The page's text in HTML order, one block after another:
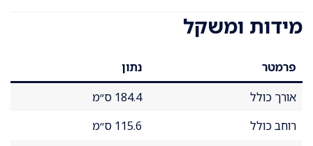
מידות ומשקל
פרמטר
נתון
אורך כולל
184.4 ס״מ
רוחב כולל
115.6 ס״מ